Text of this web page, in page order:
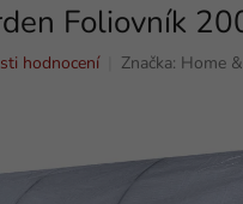
Foliovník
hodnocení Značka: Home